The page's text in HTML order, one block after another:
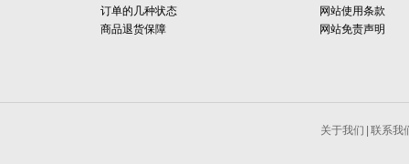
订单的几种状态
商品退货保障
网站使用条款
网站免责声明
关于我们 联系我